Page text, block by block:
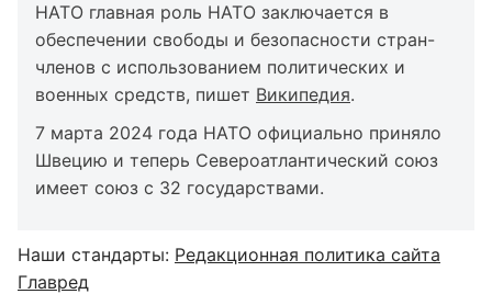
НАТО главная роль НАТО заключается в
обеспечении свободы и безопасности стран-
членов с использованием политических и
военных средств, пишет Википедия.
7 марта 2024 года НАТО официально приняло
Швецию и теперь Североатлантический союз
имеет союз с 32 государствами.
Наши стандарты: Редакционная политика сайта
Главред